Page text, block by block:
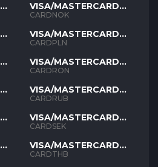
VISA/MASTERCARD
NOK
CARDNOK
VISA/MASTERCARD
PLN
CARDPLN
VISA/MASTERCARD
RON
CARDRON
VISA/MASTERCARD
RUB
CARDRUB
VISA/MASTERCARD
SEK
CARDSEK
VISA/MASTERCARD
THB
CARDTHB